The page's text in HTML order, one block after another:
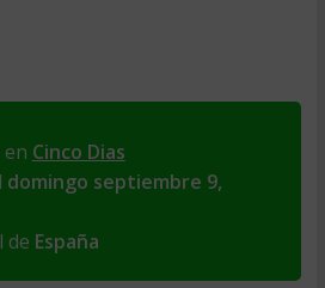
Cinco Dias
domingo septiembre 9,
de España